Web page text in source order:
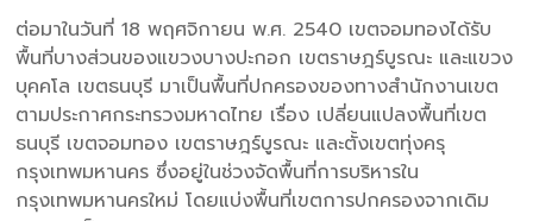
ต่อมาในวันที่ 18 พฤศจิกายน พ.ศ. 2540 เขตจอมทองได้รับ
พื้นที่บางส่วนของแขวงบางปะกอก เขตราษฎร์บูรณะ และแขวง
บุคคโล เขตธนบุรี มาเป็นพื้นที่ปกครองของทางสำนักงานเขต
ตามประกาศกระทรวงมหาดไทย เรื่อง เปลี่ยนแปลงพื้นที่เขต
ธนบุรี เขตจอมทอง เขตราษฎร์บูรณะ และตั้งเขตทุ่งครุ
กรุงเทพมหานคร ซึ่งอยู่ในช่วงจัดพื้นที่การบริหารใน
กรุงเทพมหานครใหม่ โดยแบ่งพื้นที่เขตการปกครองจากเดิม